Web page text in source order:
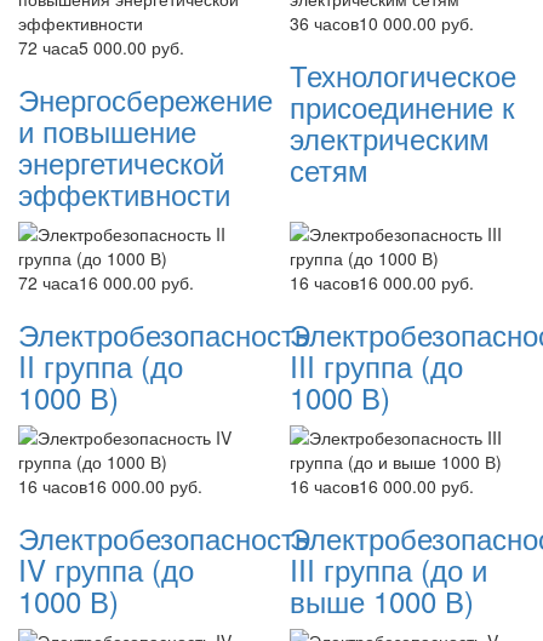
72 часа5 000.00 руб.
Энергосбережение
и повышение
энергетической
эффективности
36 часов10 000.00 руб.
Технологическое
присоединение к
электрическим
сетям
72 часа16 000.00 руб.
Электробезопасность
II группа (до
1000 В)
16 часов16 000.00 руб.
III группа (до
1000 В)
16 часов16 000.00 руб.
Электробезопасность
IV группа (до
1000 В)
16 часов16 000.00 руб.
III группа (до и
выше 1000 В)